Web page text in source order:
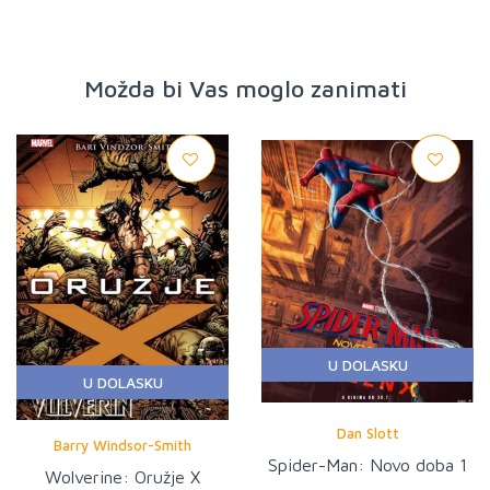
Možda bi Vas moglo zanimati
U DOLASKU
Barry Windsor-Smith
Wolverine: Oružje X
U DOLASKU
Dan Slott
Spider-Man: Novo doba 1